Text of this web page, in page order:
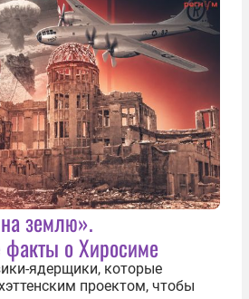
землю».
о Хиросиме
ядерщики, которые
проектом, чтобы